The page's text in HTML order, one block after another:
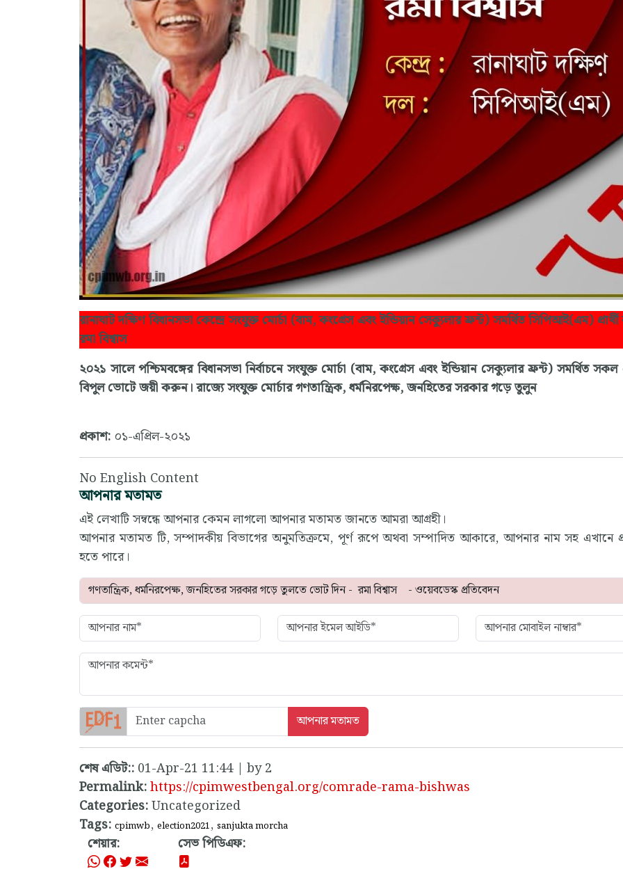
রানাঘাট দক্ষিণ বিধানসভা কেন্দ্রে সংযুক্ত মোর্চা (বাম, কংগ্রেস এবং ইন্ডিয়ান সেক্যুলার ফ্রন্ট) সমর্থিত সিপিআই(এম)
রমা বিশ্বাস
২০২১ সালে পশ্চিমবঙ্গের বিধানসভা নির্বাচনে সংযুক্ত মোর্চা (বাম, কংগ্রেস এবং ইন্ডিয়ান সেক্যুলার ফ্রন্ট) সমর্থিত সকল
বিপুল ভোটে জয়ী করুন। রাজ্যে সংযুক্ত মোর্চার গণতান্ত্রিক, ধর্মনিরপেক্ষ, জনহিতের সরকার গড়ে তুলুন
প্রকাশ: ০১-এপ্রিল-২০২১
No English Content
আপনার মতামত
এই লেখাটি সম্বন্ধে আপনার কেমন লাগলো আপনার মতামত জানতে আমরা আগ্রহী।
আপনার মতামত টি, সম্পাদকীয় বিভাগের অনুমতিক্রমে, পূর্ণ রূপে অথবা সম্পাদিত আকারে, আপনার নাম সহ এখানে
হতে পারে।
শেষ এডিট:: 01-Apr-21 11:44 | by 2
Permalink:https://cpimwestbengal.org/comrade-rama-bishwas
Categories:Uncategorized
Tags: cpimwb, election2021, sanjukta morcha
শেয়ার: সেভ পিডিএফ: